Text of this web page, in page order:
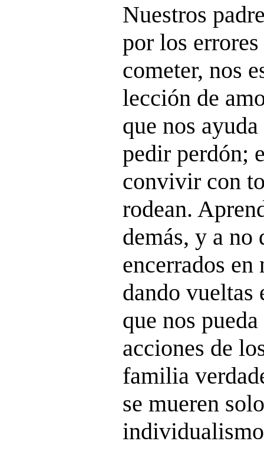
Nuestros
por los
cometer, nos
lección de
que nos
pedir perdón;
convivir con
rodean.
demás, y a no
encerrados
dando vueltas
que nos
acciones de
familia
se mueren